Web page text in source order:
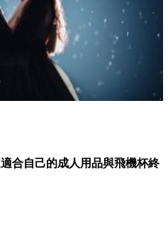
合自己的成人用品與飛機杯終